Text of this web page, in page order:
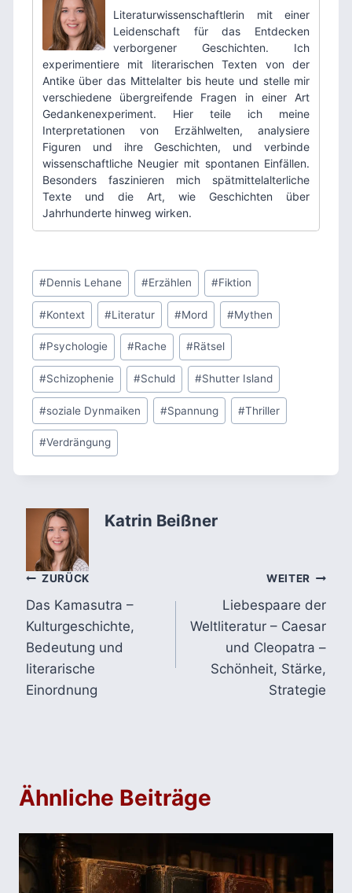
Literaturwissenschaftlerin mit einer
Leidenschaft für das Entdecken
verborgener Geschichten. Ich
experimentiere mit literarischen Texten von der
Antike über das Mittelalter bis heute und stelle mir
verschiedene übergreifende Fragen in einer Art
Gedankenexperiment. Hier teile ich meine
Interpretationen von Erzählwelten, analysiere
Figuren und ihre Geschichten, und verbinde
wissenschaftliche Neugier mit spontanen Einfällen.
Besonders faszinieren mich spätmittelalterliche
Texte und die Art, wie Geschichten über
Jahrhunderte hinweg wirken.
Schlagworte:
#Dennis Lehane #Erzählen #Fiktion
#Kontext #Literatur #Mord #Mythen
#Psychologie #Rache #Rätsel
#Schizophenie #Schuld #Shutter Island
#soziale Dynmaiken #Spannung #Thriller
#Verdrängung
Katrin Beißner
Beitragsnavigation
ZURÜCK
Das Kamasutra –
Kulturgeschichte,
Bedeutung und
literarische
Einordnung
WEITER
Liebespaare der
Weltliteratur – Caesar
und Cleopatra –
Schönheit, Stärke,
Strategie
Ähnliche Beiträge